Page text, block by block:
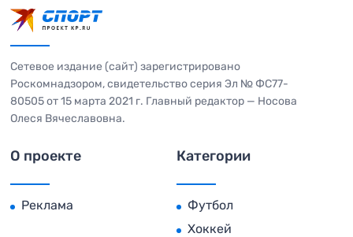
Сетевое издание (сайт) зарегистрировано
Роскомнадзором, свидетельство серия Эл № ФС77-
80505 от 15 марта 2021 г. Главный редактор — Носова
Олеся Вячеславовна.
О проекте
Реклама
Категории
Футбол
Хоккей